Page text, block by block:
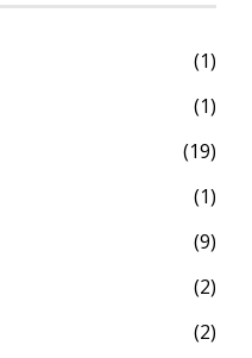
(1)
(1)
(19)
(1)
(9)
(2)
(2)